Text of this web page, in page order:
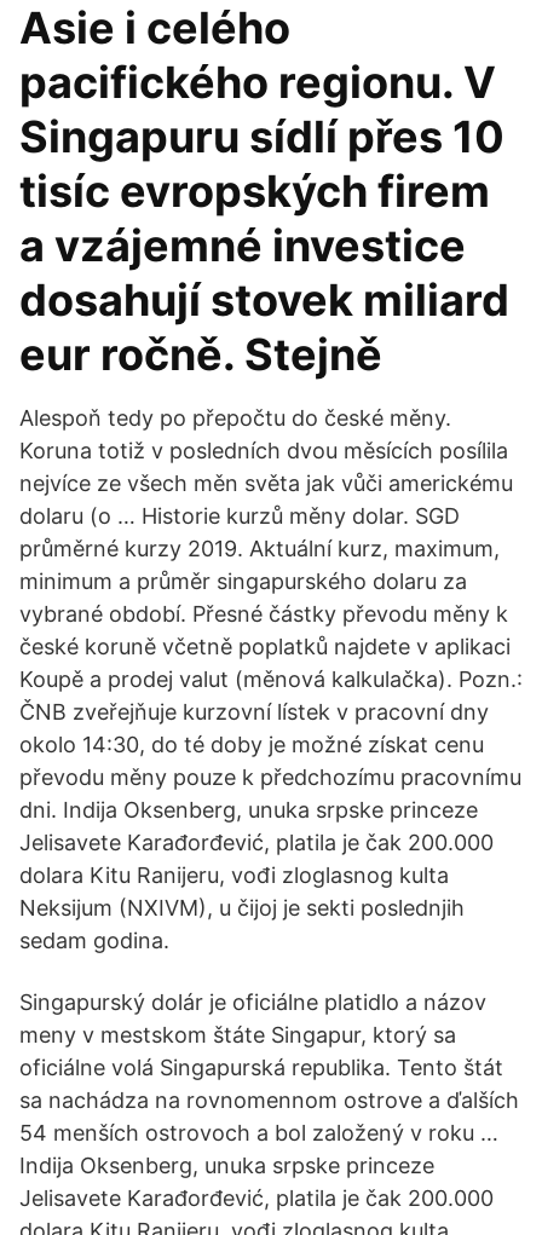
Asie i celého
pacifického regionu. V
Singapuru sídlí přes 10
tisíc evropských firem
a vzájemné investice
dosahují stovek miliard
eur ročně. Stejně
Alespoň tedy po přepočtu do české měny.
Koruna totiž v posledních dvou měsících posílila
nejvíce ze všech měn světa jak vůči americkému
dolaru (o … Historie kurzů měny dolar. SGD
průměrné kurzy 2019. Aktuální kurz, maximum,
minimum a průměr singapurského dolaru za
vybrané období. Přesné částky převodu měny k
české koruně včetně poplatků najdete v aplikaci
Koupě a prodej valut (měnová kalkulačka). Pozn.:
ČNB zveřejňuje kurzovní lístek v pracovní dny
okolo 14:30, do té doby je možné získat cenu
převodu měny pouze k předchozímu pracovnímu
dni. Indija Oksenberg, unuka srpske princeze
Jelisavete Karađorđević, platila je čak 200.000
dolara Kitu Ranijeru, vođi zloglasnog kulta
Neksijum (NXIVM), u čijoj je sekti poslednjih
sedam godina.
Singapurský dolár je oficiálne platidlo a názov
meny v mestskom štáte Singapur, ktorý sa
oficiálne volá Singapurská republika. Tento štát
sa nachádza na rovnomennom ostrove a ďalších
54 menších ostrovoch a bol založený v roku …
Indija Oksenberg, unuka srpske princeze
Jelisavete Karađorđević, platila je čak 200.000